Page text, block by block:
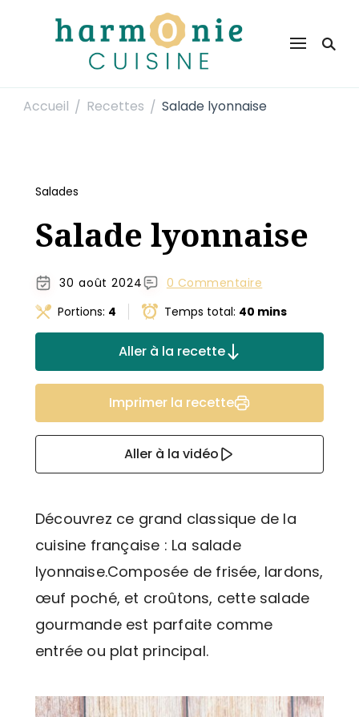
Harmonie Cuisine
Accueil / Recettes / Salade lyonnaise
Salades
Salade lyonnaise
30 août 2024
0 Commentaire
Portions: 4 Temps total: 40 mins
Aller à la recette
Imprimer la recette
Aller à la vidéo
Découvrez ce grand classique de la
cuisine française : La salade
lyonnaise.Composée de frisée, lardons,
œuf poché, et croûtons, cette salade
gourmande est parfaite comme
entrée ou plat principal.